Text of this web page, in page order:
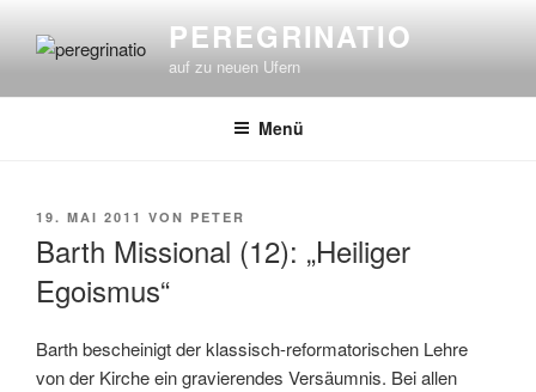
Inhalt
PEREGRINATIO
auf zu neuen Ufern
Menü
VERÖFFENTLICHT
19. MAI 2011 VON PETER
Barth Missional (12): „Heiliger
Egoismus“
Barth bescheinigt der klassisch-reformatorischen Lehre
von der Kirche ein gravierendes Versäumnis. Bei allen